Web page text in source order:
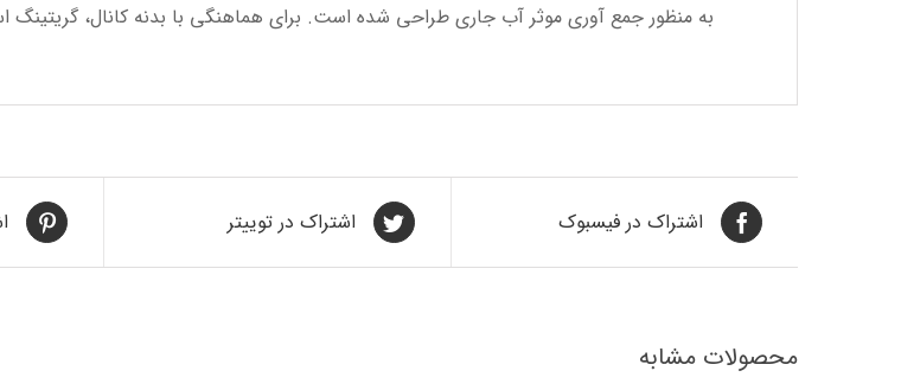
به منظور جمع آوری موثر آب جاری طراحی شده است. برای هماهنگی با بدنه کانال، گریتینگ استیل 304 از نوع پرسی طراحی و برای تطبیق کامل با محیط
اشتراک در فیسبوک اشتراک در توییتر
محصولات مشابه